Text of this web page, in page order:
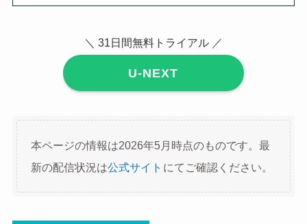
＼ 31日間無料トライアル ／
U-NEXT
本ページの情報は2026年5月時点のものです。最
新の配信状況は公式サイト にてご確認ください。